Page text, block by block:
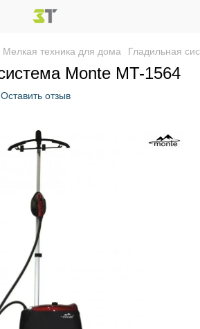
Мелкая техника для дома Гладильная
Monte MT-1564
Оставить отзыв